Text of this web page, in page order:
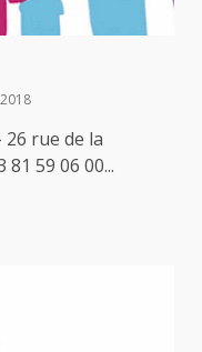
rue de la
81 59 06 00...